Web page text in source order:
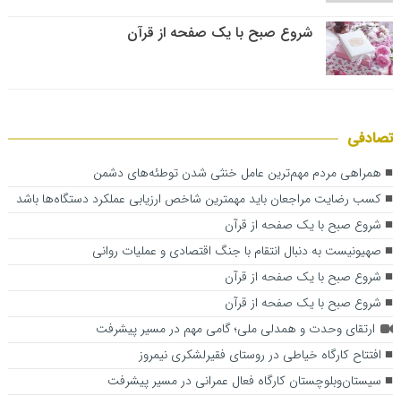
شروع صبح با یک صفحه از قرآن
تصادفی
همراهی مردم مهم‌ترین عامل خنثی شدن توطئه‌های دشمن
کسب رضایت مراجعان باید مهمترین شاخص ارزیابی عملکرد دستگاه‌ها باشد
شروع صبح با یک صفحه از قرآن
صهیونیست به دنبال انتقام با جنگ اقتصادی و عملیات روانی
شروع صبح با یک صفحه از قرآن
شروع صبح با یک صفحه از قرآن
ارتقای وحدت و همدلی ملی؛ گامی مهم در مسیر پیشرفت
افتتاح کارگاه خیاطی در روستای فقیرلشکری نیمروز
سیستان‌وبلوچستان کارگاه فعال عمرانی در مسیر پیشرفت